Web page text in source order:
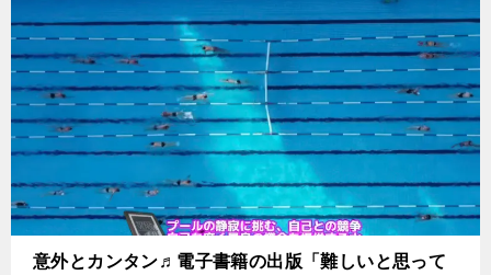
意外とカンタン♬電子書籍の出版「難しいと思って